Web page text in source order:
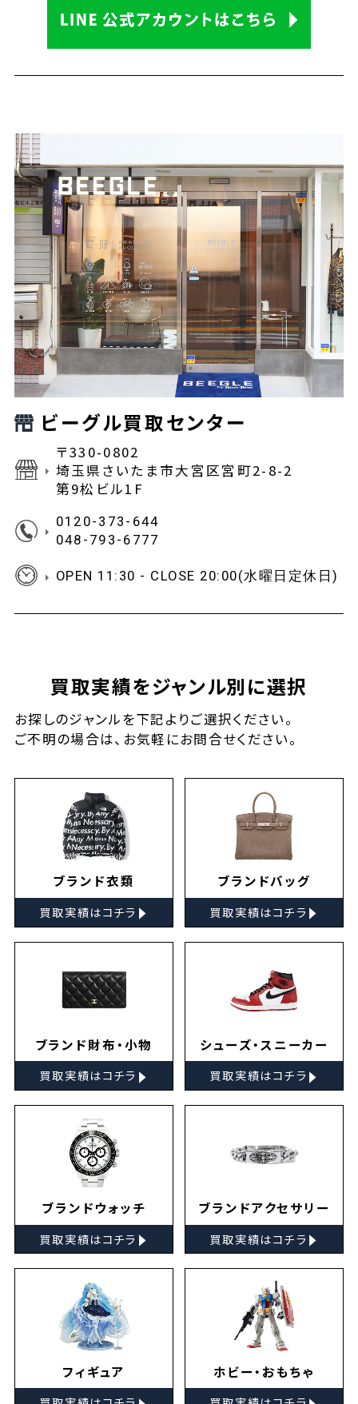
ビーグル買取センター
〒330-0802
埼玉県さいたま市大宮区宮町2-8-2
第9松ビル1F
0120-373-644
048-793-6777
OPEN 11:30 - CLOSE 20:00(水曜日定休日)
買取実績をジャンル別に選択
お探しのジャンルを下記よりご選択ください。
ご不明の場合は、お気軽にお問合せください。
ブランド衣類
買取実績はコチラ ▸
ブランドバッグ
買取実績はコチラ ▸
ブランド財布・小物
買取実績はコチラ ▸
シューズ・スニーカー
買取実績はコチラ ▸
ブランドウォッチ
買取実績はコチラ ▸
ブランドアクセサリー
買取実績はコチラ ▸
フィギュア ホビー・おもちゃ